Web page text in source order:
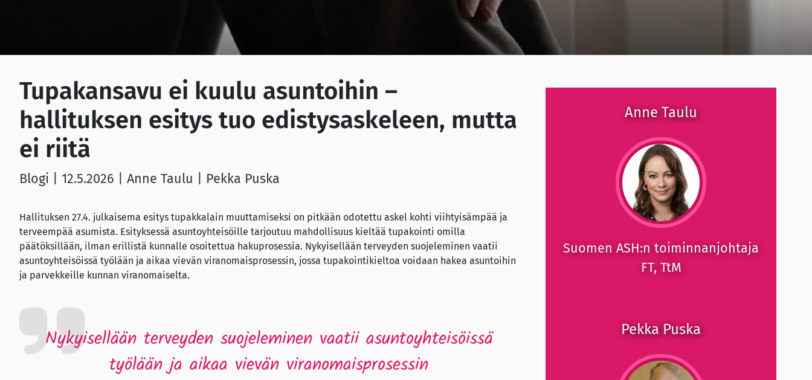
Tupakansavu ei kuulu asuntoihin –
hallituksen esitys tuo edistysaskeleen, mutta
ei riitä
Blogi | 12.5.2026 | Anne Taulu | Pekka Puska
Hallituksen 27.4. julkaisema esitys tupakkalain muuttamiseksi on pitkään odotettu askel kohti viihtyisämpää ja
terveempää asumista. Esityksessä asuntoyhteisöille tarjoutuu mahdollisuus kieltää tupakointi omilla
päätöksillään, ilman erillistä kunnalle osoitettua hakuprosessia. Nykyisellään terveyden suojeleminen vaatii
asuntoyhteisöissä työlään ja aikaa vievän viranomaisprosessin, jossa tupakointikieltoa voidaan hakea asuntoihin
ja parvekkeille kunnan viranomaiselta.
Nykyisellään terveyden suojeleminen vaatii asuntoyhteisöissä
työlään ja aikaa vievän viranomaisprosessin
Anne Taulu
Suomen ASH:n toiminnanjohtaja
FT, TtM
Pekka Puska